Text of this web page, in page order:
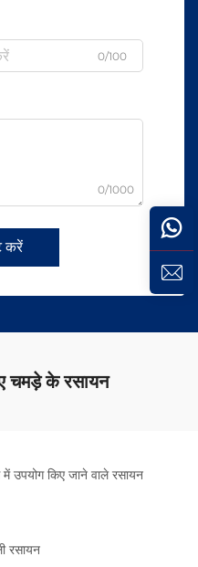
0/100
0/1000
करें
चमड़े के रसायन
में उपयोग किए जाने वाले रसायन
रसायन